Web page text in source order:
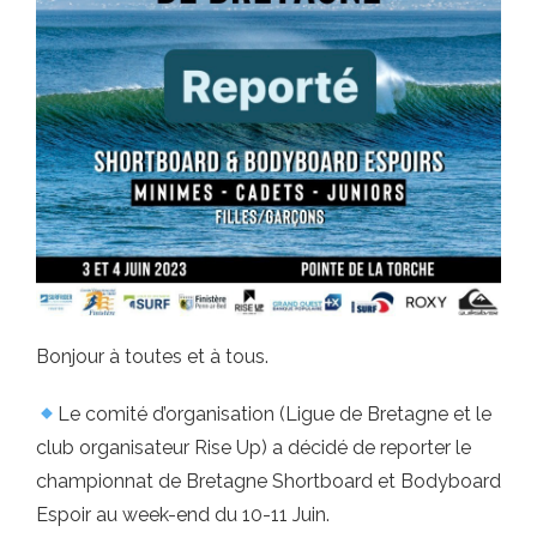
Bonjour à toutes et à tous.
Le comité d’organisation (Ligue de Bretagne et le
club organisateur Rise Up) a décidé de reporter le
championnat de Bretagne Shortboard et Bodyboard
Espoir au week-end du 10-11 Juin.